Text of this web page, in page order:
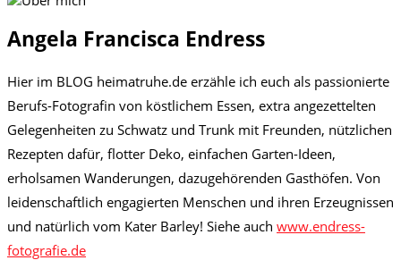
Angela Francisca Endress
Hier im BLOG heimatruhe.de erzähle ich euch als passionierte
Berufs-Fotografin von köstlichem Essen, extra angezettelten
Gelegenheiten zu Schwatz und Trunk mit Freunden, nützlichen
Rezepten dafür, flotter Deko, einfachen Garten-Ideen,
erholsamen Wanderungen, dazugehörenden Gasthöfen. Von
leidenschaftlich engagierten Menschen und ihren Erzeugnissen
und natürlich vom Kater Barley! Siehe auch www.endress-
fotografie.de